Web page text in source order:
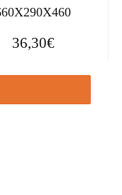
36,30€